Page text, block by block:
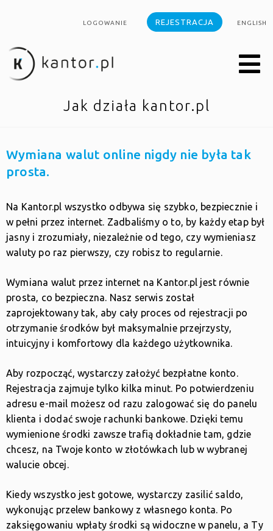
LOGOWANIE REJESTRACJA ENGLISH
Jak działa kantor.pl
Wymiana walut online nigdy nie była tak
prosta.
Na Kantor.pl wszystko odbywa się szybko, bezpiecznie i
w pełni przez internet. Zadbaliśmy o to, by każdy etap był
jasny i zrozumiały, niezależnie od tego, czy wymieniasz
waluty po raz pierwszy, czy robisz to regularnie.
Wymiana walut przez internet na Kantor.pl jest równie
prosta, co bezpieczna. Nasz serwis został
zaprojektowany tak, aby cały proces od rejestracji po
otrzymanie środków był maksymalnie przejrzysty,
intuicyjny i komfortowy dla każdego użytkownika.
Aby rozpocząć, wystarczy założyć bezpłatne konto.
Rejestracja zajmuje tylko kilka minut. Po potwierdzeniu
adresu e-mail możesz od razu zalogować się do panelu
klienta i dodać swoje rachunki bankowe. Dzięki temu
wymienione środki zawsze trafią dokładnie tam, gdzie
chcesz, na Twoje konto w złotówkach lub w wybranej
walucie obcej.
Kiedy wszystko jest gotowe, wystarczy zasilić saldo,
wykonując przelew bankowy z własnego konta. Po
zaksięgowaniu wpłaty środki są widoczne w panelu, a Ty